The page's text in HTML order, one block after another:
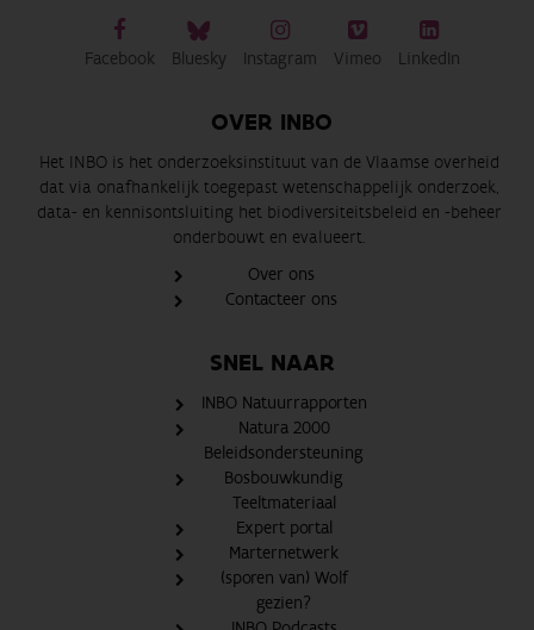
Facebook Bluesky Instagram Vimeo LinkedIn
OVER INBO
Het INBO is het onderzoeksinstituut van de Vlaamse overheid
dat via onafhankelijk toegepast wetenschappelijk onderzoek,
data- en kennisontsluiting het biodiversiteitsbeleid en -beheer
onderbouwt en evalueert.
Over ons
Contacteer ons
SNEL NAAR
INBO Natuurrapporten
Natura 2000
Beleidsondersteuning
Bosbouwkundig
Teeltmateriaal
Expert portal
Marternetwerk
(sporen van) Wolf
gezien?